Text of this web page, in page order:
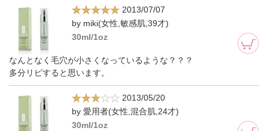
2013/07/07
by miki(女性,敏感肌,39才)
30ml/1oz
なんとなく毛穴が小さくなっているような？？？
多分リピすると思います。
2013/05/20
by 愛用者(女性,混合肌,24才)
30ml/1oz